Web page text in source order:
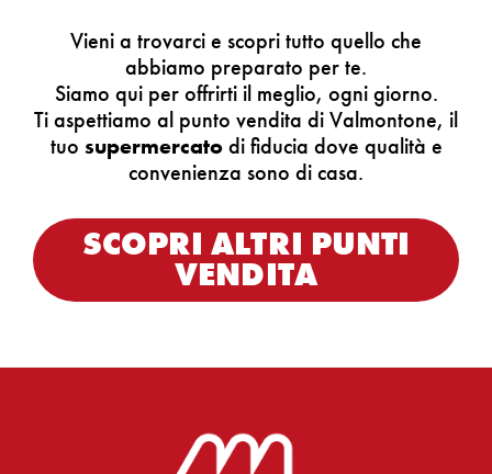
Vieni a trovarci e scopri tutto quello che
abbiamo preparato per te.
Siamo qui per offrirti il meglio, ogni giorno.
Ti aspettiamo al punto vendita di Valmontone, il
tuo supermercatodi fiducia dove qualità e
convenienza sono di casa.
SCOPRI ALTRI PUNTI
VENDITA